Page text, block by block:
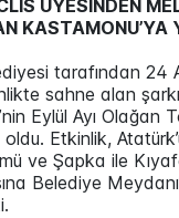
ÜYESİNDEN
KASTAMONU’YA
tarafından 24
sahne alan
Eylül Ayı Olağan
Etkinlik,
ve Şapka ile
Belediye